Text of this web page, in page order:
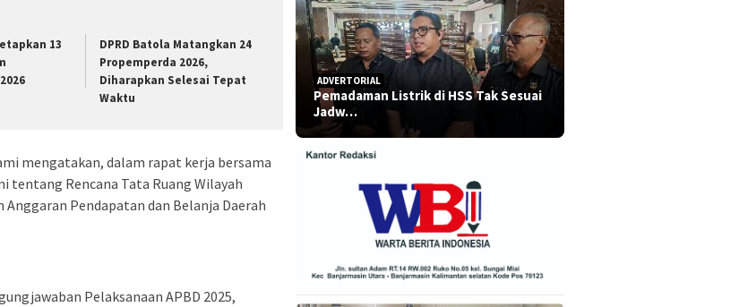
13
DPRD Batola Matangkan 24
Propemperda 2026,
Diharapkan Selesai Tepat
Waktu
mengatakan, dalam rapat kerja bersama
tentang Rencana Tata Ruang Wilayah
Anggaran Pendapatan dan Belanja Daerah
Pelaksanaan APBD 2025,
ADVERTORIAL
Pemadaman Listrik di HSS Tak Sesuai
Jadw…